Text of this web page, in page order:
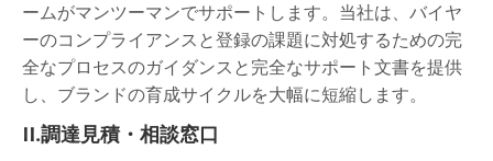
ームがマンツーマンでサポートします。当社は、バイヤ
ーのコンプライアンスと登録の課題に対処するための完
全なプロセスのガイダンスと完全なサポート文書を提供
し、ブランドの育成サイクルを大幅に短縮します。
II.調達見積・相談窓口